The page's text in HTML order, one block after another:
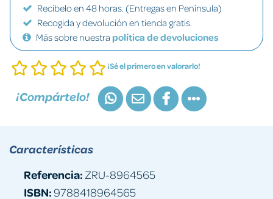
Recíbelo en 48 horas. (Entregas en Península)
Recogida y devolución en tienda gratis.
Más sobre nuestra política de devoluciones
¡Sé el primero en valorarlo!
¡Compártelo!
Características
Referencia: ZRU-8964565
ISBN:9788418964565